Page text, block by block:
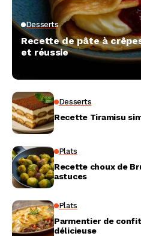
Desserts
Recette de pâte à
et réussie
Desserts
Recette Tiramisu
Plats
Recette choux de
astuces
Plats
Parmentier de
délicieuse